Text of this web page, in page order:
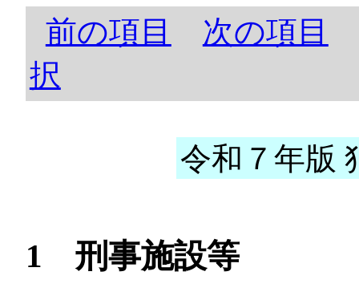
前の項目
次の項目
択
令和７年版
1 刑事施設等